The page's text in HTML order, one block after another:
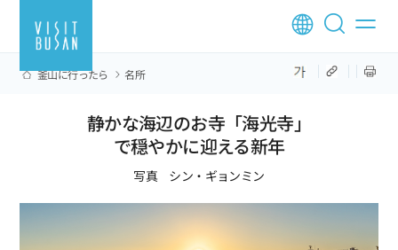
釜山に行ったら 名所
静かな海辺のお寺「海光寺」
で穏やかに迎える新年
写真 シン・ギョンミン